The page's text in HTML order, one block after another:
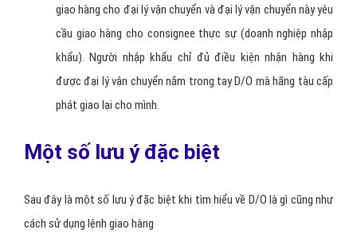
giao hàng cho đại lý vận chuyển và đại lý vận chuyển này yêu
cầu giao hàng cho consignee thực sự (doanh nghiệp nhập
khẩu). Người nhập khẩu chỉ đủ điều kiện nhận hàng khi
được đại lý vận chuyển nắm trong tay D/O mà hãng tàu cấp
phát giao lại cho mình.
Một số lưu ý đặc biệt
Sau đây là một số lưu ý đặc biệt khi tìm hiểu về D/O là gì cũng như
cách sử dụng lệnh giao hàng